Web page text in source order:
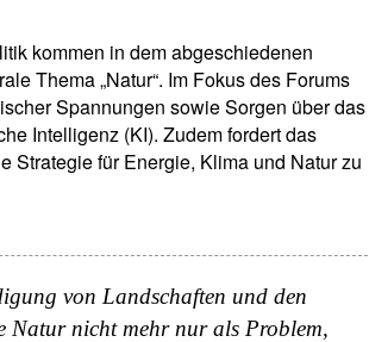
kommen in dem abgeschiedenen
Thema „Natur“. Im Fokus des Forums
Spannungen sowie Sorgen über das
Intelligenz (KI). Zudem fordert das
Strategie für Energie, Klima und Natur zu
von Landschaften und den
Natur nicht mehr nur als Problem,